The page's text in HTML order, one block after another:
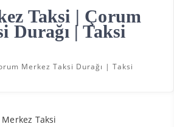
Taksi | Çorum
Durağı | Taksi
Merkez Taksi Durağı | Taksi
Taksi